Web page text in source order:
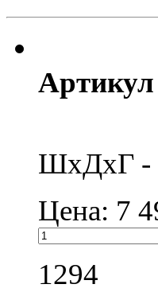
Артикул
ШхДхГ -
Цена: 7
1294